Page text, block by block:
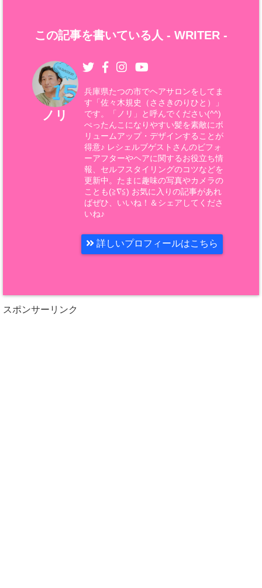
この記事を書いている人 - WRITER -
ノリ
兵庫県たつの市でヘアサロンをしてま
す「佐々木規史（ささきのりひと）」
です。「ノリ」と呼んでください(^^)
ぺったんこになりやすい髪を素敵にボ
リュームアップ・デザインすることが
得意♪ レシェルブゲストさんのビフォ
ーアフターやヘアに関するお役立ち情
報、セルフスタイリングのコツなどを
更新中。たまに趣味の写真やカメラの
ことも(≧∇≦) お気に入りの記事があれ
ばぜひ、いいね！＆シェアしてくださ
いね♪
詳しいプロフィールはこちら
スポンサーリンク